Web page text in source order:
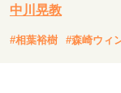
大人の学び直し
夢を掴む選択
中川晃教
#相葉裕樹 #森崎ウィ